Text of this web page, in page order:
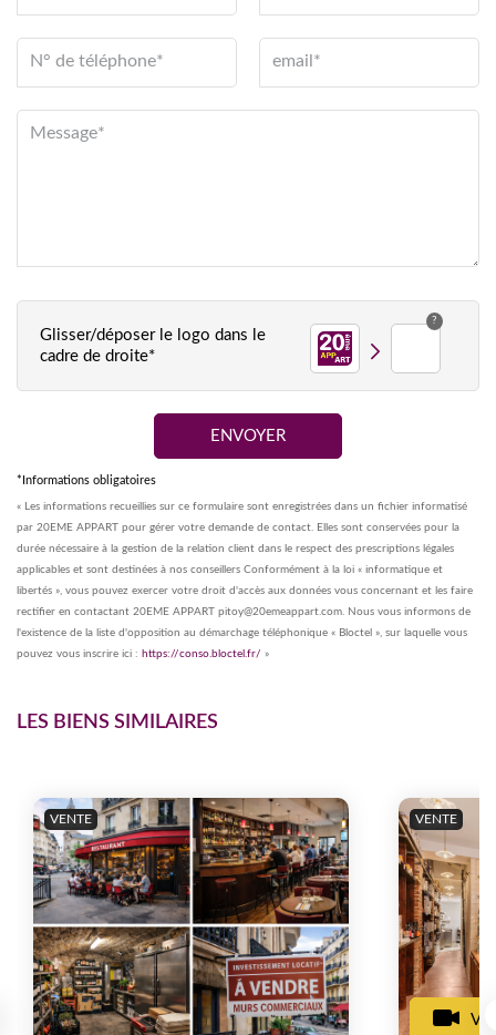
N° de téléphone* email*
Message*
Glisser/déposer le logo dans le
cadre de droite*
?
*Informations obligatoires
« Les informations recueillies sur ce formulaire sont enregistrées dans un fichier informatisé
par 20EME APPART pour gérer votre demande de contact. Elles sont conservées pour la
durée nécessaire à la gestion de la relation client dans le respect des prescriptions légales
applicables et sont destinées à nos conseillers Conformément à la loi « informatique et
libertés », vous pouvez exercer votre droit d'accès aux données vous concernant et les faire
rectifier en contactant 20EME APPART pitoy@20emeappart.com. Nous vous informons de
l'existence de la liste d'opposition au démarchage téléphonique « Bloctel », sur laquelle vous
pouvez vous inscrire ici : https://conso.bloctel.fr/ »
LES BIENS SIMILAIRES
VENTE VENTE